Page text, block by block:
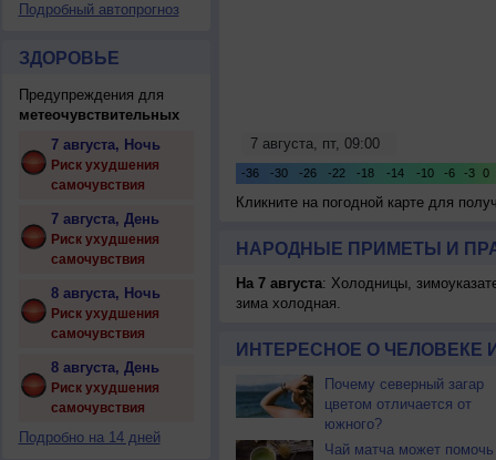
Подробный автопрогноз
ЗДОРОВЬЕ
Предупреждения для
метеочувствительных
7 августа, Ночь
Риск ухудшения
самочувствия
7 августа, День
Риск ухудшения
самочувствия
8 августа, Ночь
Риск ухудшения
самочувствия
8 августа, День
Риск ухудшения
самочувствия
Подробно на 14 дней
Кликните на погодной карте для
НАРОДНЫЕ ПРИМЕТЫ И
На 7 августа: Холодницы,
зима холодная.
ИНТЕРЕСНОЕ О ЧЕЛОВЕКЕ
Почему северный загар
цветом отличается от
южного?
Чай матча может помочь